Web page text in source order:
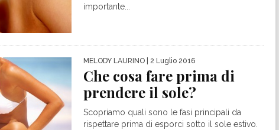
importante...
MELODY LAURINO | 2 Luglio 2016
Che cosa fare prima di
prendere il sole?
Scopriamo quali sono le fasi principali da
rispettare prima di esporci sotto il sole estivo.